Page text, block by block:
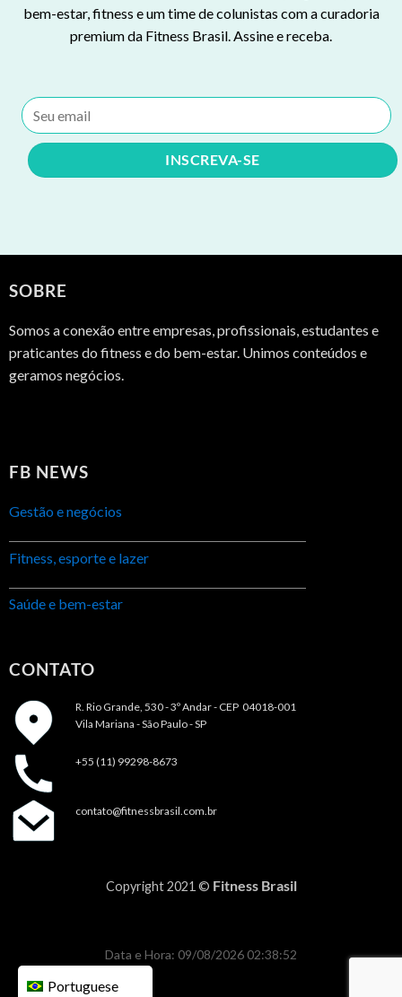
bem-estar, fitness e um time de colunistas com a curadoria
premium da Fitness Brasil. Assine e receba.
SOBRE
Somos a conexão entre empresas, profissionais, estudantes e
praticantes do fitness e do bem-estar. Unimos conteúdos e
geramos negócios.
FB NEWS
Gestão e negócios
Fitness, esporte e lazer
Saúde e bem-estar
CONTATO
R. Rio Grande, 530 - 3º Andar - CEP 04018-001
Vila Mariana - São Paulo - SP
+55 (11) 99298-8673
contato@fitnessbrasil.com.br
Copyright 2021 © Fitness Brasil
Data e Hora: 09/08/2026 02:38:52
Portuguese